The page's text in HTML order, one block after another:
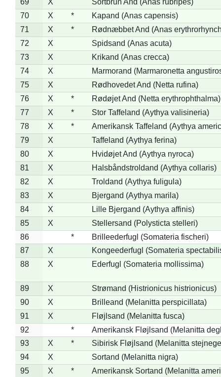
70
X *
Kapand (Anas capensis)
71
X *
Rødnæbbet And (Anas
72
X
Spidsand (Anas acuta)
73
X
Krikand (Anas crecca)
74
X
Marmorand (Marmaronetta
75
X
Rødhovedet And (Netta rufina)
76
X *
Rødøjet And (Netta erythrophthalma)
77
X *
Stor Taffeland (Aythya valisineria)
78
X *
Amerikansk Taffeland (Aythya
79
X
Taffeland (Aythya ferina)
80
X
Hvidøjet And (Aythya nyroca)
81
X
Halsbåndstroldand (Aythya collaris)
82
X
Troldand (Aythya fuligula)
83
X
Bjergand (Aythya marila)
84
X
Lille Bjergand (Aythya affinis)
85
X
Stellersand (Polysticta stelleri)
86
*
Brilleederfugl (Somateria fischeri)
87
X
Kongeederfugl (Somateria
88
X Ederfugl (Somateria mollissima)
89 X
Strømand (Histrionicus histrionicus)
90
X
Brilleand (Melanitta perspicillata)
91
X
Fløjlsand (Melanitta fusca)
92
*
Amerikansk Fløjlsand (Melanitta
93
X *
Sibirisk Fløjlsand (Melanitta
94
X
Sortand (Melanitta nigra)
95
X * Amerikansk Sortand (Melanitta